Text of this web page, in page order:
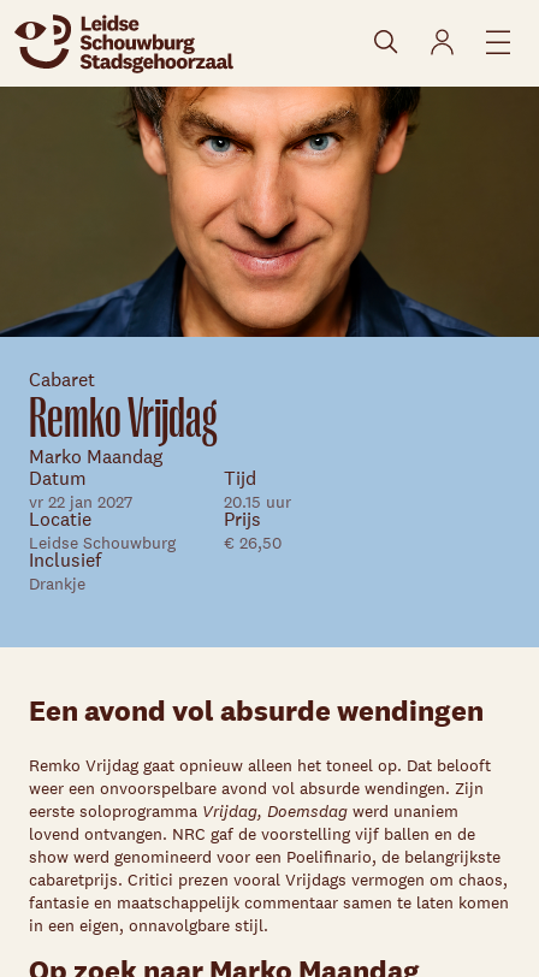
Skip navigatie
naar agenda
Cabaret
Remko Vrijdag
Marko Maandag
Datum
vr 22 jan 2027
Tijd
20.15 uur
Locatie
Leidse Schouwburg
Prijs
€ 26,50
Inclusief
Drankje
Een avond vol absurde wendingen
Remko Vrijdag gaat opnieuw alleen het toneel op. Dat belooft
weer een onvoorspelbare avond vol absurde wendingen. Zijn
eerste soloprogramma Vrijdag, Doemsdag werd unaniem
lovend ontvangen. NRC gaf de voorstelling vijf ballen en de
show werd genomineerd voor een Poelifinario, de belangrijkste
cabaretprijs. Critici prezen vooral Vrijdags vermogen om chaos,
fantasie en maatschappelijk commentaar samen te laten komen
in een eigen, onnavolgbare stijl.